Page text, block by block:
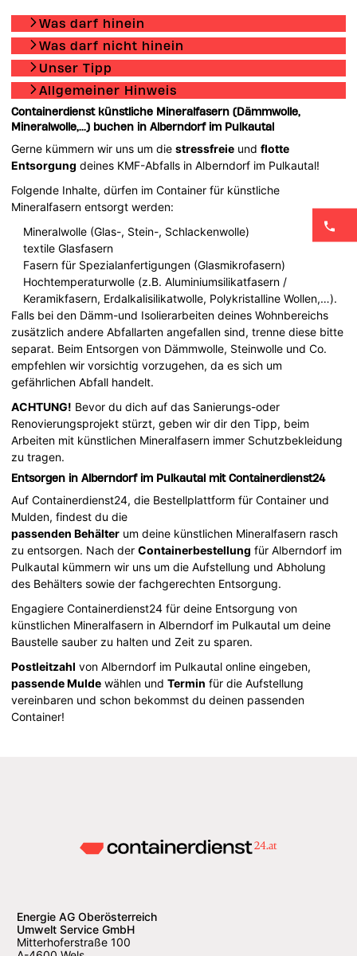
Was darf hinein
Was darf nicht hinein
Unser Tipp
Allgemeiner Hinweis
Containerdienst künstliche Mineralfasern (Dämmwolle,
Mineralwolle,...) buchen in Alberndorf im Pulkautal
Gerne kümmern wir uns um diestressfreie undflotte
Entsorgung deines KMF-Abfalls in Alberndorf im Pulkautal!
Folgende Inhalte, dürfen im Container für künstliche
Mineralfasern entsorgt werden:
Mineralwolle (Glas-, Stein-, Schlackenwolle)
textile Glasfasern
Fasern für Spezialanfertigungen (Glasmikrofasern)
Hochtemperaturwolle (z.B. Aluminiumsilikatfasern /
Keramikfasern, Erdalkalisilikatwolle, Polykristalline Wollen,…).
Falls bei den Dämm-und Isolierarbeiten deines Wohnbereichs
zusätzlich andere Abfallarten angefallen sind, trenne diese bitte
separat. Beim Entsorgen von Dämmwolle, Steinwolle und Co.
empfehlen wir vorsichtig vorzugehen, da es sich um
gefährlichen Abfall handelt.
ACHTUNG! Bevor du dich auf das Sanierungs-oder
Renovierungsprojekt stürzt, geben wir dir den Tipp, beim
Arbeiten mit künstlichen Mineralfasern immer Schutzbekleidung
zu tragen.
Entsorgen in Alberndorf im Pulkautal mit Containerdienst24
Auf Containerdienst24, die Bestellplattform für Container und
Mulden, findest du die
passenden Behälter um deine künstlichen Mineralfasern rasch
zu entsorgen. Nach derContainerbestellung für Alberndorf im
Pulkautal kümmern wir uns um die Aufstellung und Abholung
des Behälters sowie der fachgerechten Entsorgung.
Engagiere Containerdienst24 für deine Entsorgung von
künstlichen Mineralfasern in Alberndorf im Pulkautal um deine
Baustelle sauber zu halten und Zeit zu sparen.
Postleitzahl von Alberndorf im Pulkautal online eingeben,
passende Mulde wählen undTermin für die Aufstellung
vereinbaren und schon bekommst du deinen passenden
Container!
Energie AG Oberösterreich
Umwelt Service GmbH
Mitterhoferstraße 100